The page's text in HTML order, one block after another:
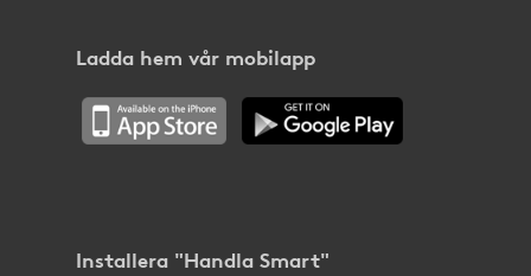
Ladda hem vår mobilapp
Installera "Handla Smart"